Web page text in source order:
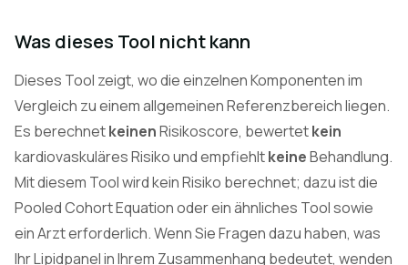
Was dieses Tool nicht kann
Dieses Tool zeigt, wo die einzelnen Komponenten im
Vergleich zu einem allgemeinen Referenzbereich liegen.
Es berechnetkeinenRisikoscore, bewertetkein
kardiovaskuläres Risiko und empfiehltkeineBehandlung.
Mit diesem Tool wird kein Risiko berechnet; dazu ist die
Pooled Cohort Equation oder ein ähnliches Tool sowie
ein Arzt erforderlich. Wenn Sie Fragen dazu haben, was
Ihr Lipidpanel in Ihrem Zusammenhang bedeutet, wenden